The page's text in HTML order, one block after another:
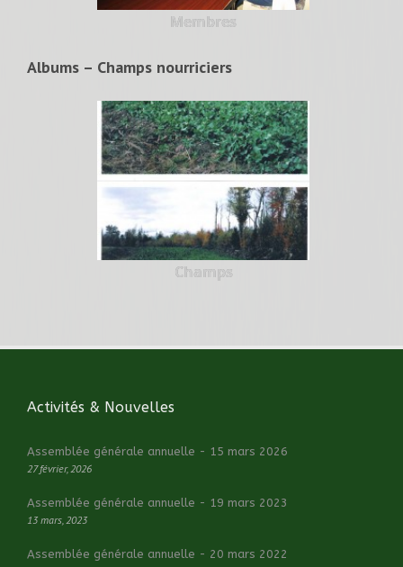
Membres
Albums – Champs nourriciers
Champs
Activités & Nouvelles
Assemblée générale annuelle - 15 mars 2026
27 février, 2026
Assemblée générale annuelle - 19 mars 2023
13 mars, 2023
Assemblée générale annuelle - 20 mars 2022